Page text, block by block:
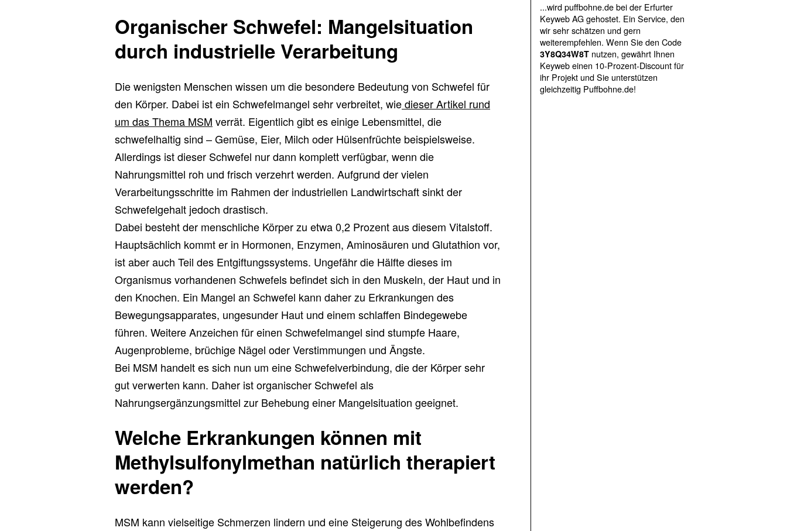
Organischer Schwefel: Mangelsituation
durch industrielle Verarbeitung
Die wenigsten Menschen wissen um die besondere Bedeutung von Schwefel für
den Körper. Dabei ist ein Schwefelmangel sehr verbreitet, wiedieser Artikel rund
um das Thema MSM verrät. Eigentlich gibt es einige Lebensmittel, die
schwefelhaltig sind – Gemüse, Eier, Milch oder Hülsenfrüchte beispielsweise.
Allerdings ist dieser Schwefel nur dann komplett verfügbar, wenn die
Nahrungsmittel roh und frisch verzehrt werden. Aufgrund der vielen
Verarbeitungsschritte im Rahmen der industriellen Landwirtschaft sinkt der
Schwefelgehalt jedoch drastisch.
Dabei besteht der menschliche Körper zu etwa 0,2 Prozent aus diesem Vitalstoff.
Hauptsächlich kommt er in Hormonen, Enzymen, Aminosäuren und Glutathion vor,
ist aber auch Teil des Entgiftungssystems. Ungefähr die Hälfte dieses im
Organismus vorhandenen Schwefels befindet sich in den Muskeln, der Haut und in
den Knochen. Ein Mangel an Schwefel kann daher zu Erkrankungen des
Bewegungsapparates, ungesunder Haut und einem schlaffen Bindegewebe
führen. Weitere Anzeichen für einen Schwefelmangel sind stumpfe Haare,
Augenprobleme, brüchige Nägel oder Verstimmungen und Ängste.
Bei MSM handelt es sich nun um eine Schwefelverbindung, die der Körper sehr
gut verwerten kann. Daher ist organischer Schwefel als
Nahrungsergänzungsmittel zur Behebung einer Mangelsituation geeignet.
Welche Erkrankungen können mit
Methylsulfonylmethan natürlich therapiert
werden?
MSM kann vielseitige Schmerzen lindern und eine Steigerung des Wohlbefindens
...wird puffbohne.de bei der Erfurter
Keyweb AG gehostet. Ein Service, den
wir sehr schätzen und gern
weiterempfehlen. Wenn Sie den Code
3Y8Q34W8T nutzen, gewährt Ihnen
Keyweb einen 10-Prozent-Discount für
ihr Projekt und Sie unterstützen
gleichzeitig Puffbohne.de!